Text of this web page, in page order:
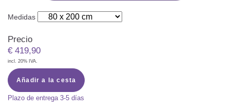
Medidas
Precio
€ 419,90
incl. 20% IVA.
Añadir a la cesta
Plazo de entrega 3-5 días